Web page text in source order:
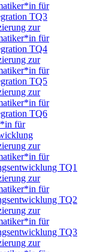
für
TQ3
zur
für
TQ4
zur
für
TQ5
zur
für
TQ6
für
zur
für
TQ1
zur
für
TQ2
zur
für
TQ3
zur